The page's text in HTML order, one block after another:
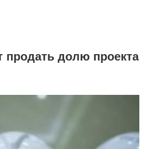
продать долю проекта